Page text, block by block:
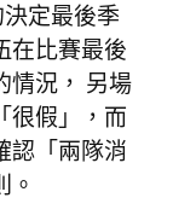
定最後季
在比賽最後
情況， 另場
很假」，而
認「兩隊消
。